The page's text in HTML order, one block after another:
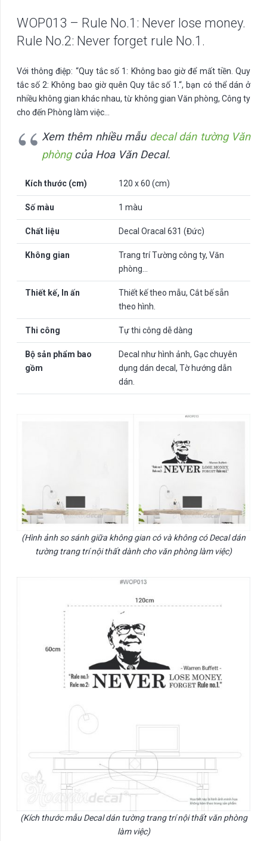
rule
No.1.
WOP013 – Rule No.1: Never lose money.
Rule No.2: Never forget rule No.1.
Với thông điệp: “Quy tắc số 1: Không bao giờ để mất tiền. Quy
tắc số 2: Không bao giờ quên Quy tắc số 1.“, bạn có thể dán ở
nhiều không gian khác nhau, từ không gian Văn phòng, Công ty
cho đến Phòng làm việc…
Xem thêm nhiều mẫu decal dán tường Văn
phòngcủa Hoa Văn Decal.
Kích thước (cm) 120 x 60 (cm)
Số màu 1 màu
Chất liệu Decal Oracal 631 (Đức)
Không gian
Trang trí Tường công ty, Văn
phòng…
Thiết kế, In ấn
Thiết kế theo mẫu, Cắt bế sẵn
theo hình.
Thi công Tự thi công dễ dàng
Bộ sản phẩm bao
gồm
Decal như hình ảnh, Gạc chuyên
dụng dán decal, Tờ hướng dẫn
dán.
(Hình ảnh so sánh giữa không gian có và không có Decal dán
tường trang trí nội thất dành cho văn phòng làm việc)
(Kích thước mẫu Decal dán tường trang trí nội thất văn phòng
làm việc)